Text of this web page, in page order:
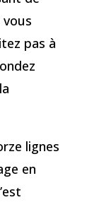
pas à
lignes
en